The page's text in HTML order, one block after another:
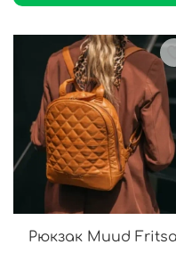
Рюкзак Muud Fritsa